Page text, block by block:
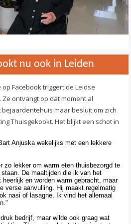
nu ook in Leiden
Facebook triggert de Leidse
Ze ontvangt op dat moment al
maar besluit om zich
Thuisgekookt. Het blijkt een schot in
Anjuska wekelijks met een lekkere
zo lekker om warm eten thuisbezorgd te
De maaltijden die ik van het
en worden warm gebracht, maar
verse aanvulling. Hij maakt regelmatig
nasi of lasagne. Ik vind het allemaal
bedrijf, maar wilde ook graag wat